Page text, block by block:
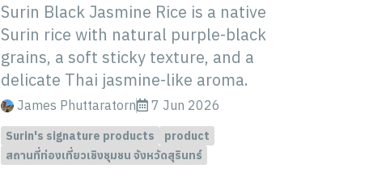
Surin Black Jasmine Rice is a native
Surin rice with natural purple-black
grains, a soft sticky texture, and a
delicate Thai jasmine-like aroma.
James Phuttaratorn 7 Jun 2026
Surin's signature products
product
สถานที่ท่องเที่ยวเชิงชุมชน จังหวัดสุรินทร์